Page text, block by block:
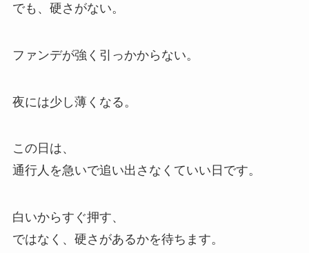
でも、硬さがない。
ファンデが強く引っかからない。
夜には少し薄くなる。
この日は、
通行人を急いで追い出さなくていい日です。
白いからすぐ押す、
ではなく、硬さがあるかを待ちます。